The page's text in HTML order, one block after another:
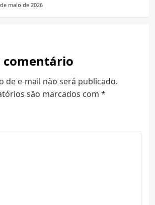
maio de 2026
comentário
de e-mail não será publicado.
são marcados com *